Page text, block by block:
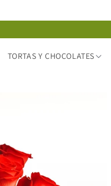
TORTAS Y CHOCOLATES